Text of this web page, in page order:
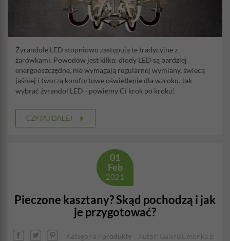
Żyrandole LED stopniowo zastępują te tradycyjne z
żarówkami. Powodów jest kilka: diody LED są bardziej
energooszczędne, nie wymagają regularnej wymiany, świecą
jaśniej i tworzą komfortowe oświetlenie dla wzroku. Jak
wybrać żyrandol LED - powiemy Ci krok po kroku!
CZYTAJ DALEJ
01
Feb
2021
Pieczone kasztany? Skąd pochodzą i jak
je przygotować?
Kategoria / produkty
Autor: GaleriaLimonka.pl